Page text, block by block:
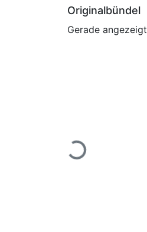
Originalbündel
Gerade angezeigt
Lade...